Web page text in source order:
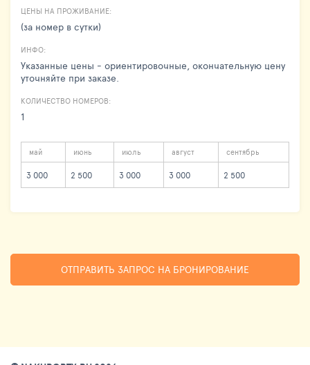
ЦЕНЫ НА ПРОЖИВАНИЕ:
(за номер в сутки)
ИНФО:
Указанные цены - ориентировочные, окончательную цену
уточняйте при заказе.
КОЛИЧЕСТВО НОМЕРОВ:
1
май июнь июль август сентябрь
3 000 2 500 3 000 3 000 2 500
ОТПРАВИТЬ ЗАПРОС НА БРОНИРОВАНИЕ